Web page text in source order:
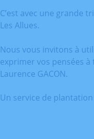
C’est avec une grande
Les Allues.
Nous vous invitons à
exprimer vos pensées
Laurence GACON.
Un service de